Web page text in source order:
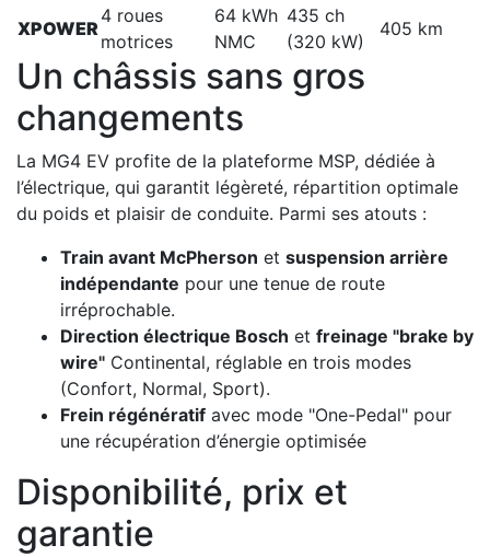
XPOWER
4 roues
motrices
64 kWh
NMC
435 ch
(320 kW)
405 km
Un châssis sans gros
changements
La MG4 EV profite de la plateforme MSP, dédiée à
l’électrique, qui garantit légèreté, répartition optimale
du poids et plaisir de conduite. Parmi ses atouts :
Train avant McPherson et suspension arrière
indépendante pour une tenue de route
irréprochable.
Direction électrique Bosch et freinage "brake by
wire" Continental, réglable en trois modes
(Confort, Normal, Sport).
Frein régénératif avec mode "One-Pedal" pour
une récupération d’énergie optimisée
Disponibilité, prix et
garantie